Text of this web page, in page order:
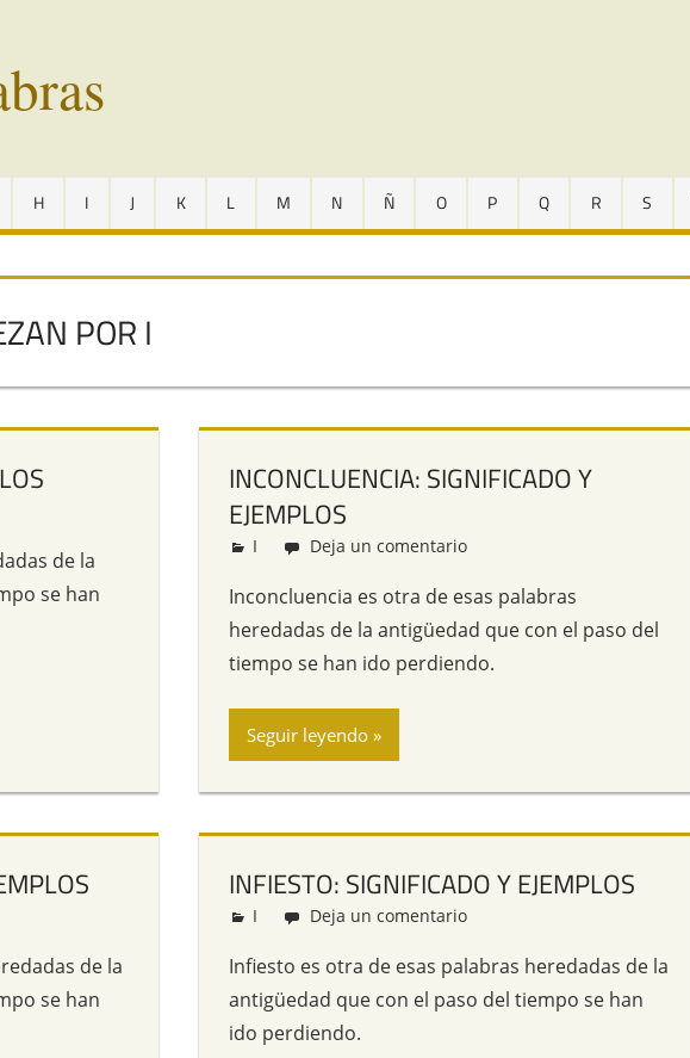
H I J K L M N Ñ O P Q R S
POR I
de la
se han
INCONCLUENCIA: SIGNIFICADO Y
EJEMPLOS
Redacción
I Deja un comentario
Inconcluencia es otra de esas palabras
heredadas de la antigüedad que con el paso del
tiempo se han ido perdiendo.
Seguir leyendo
de la
se han
INFIESTO: SIGNIFICADO Y EJEMPLOS
Redacción
I Deja un comentario
Infiesto es otra de esas palabras heredadas de la
antigüedad que con el paso del tiempo se han
ido perdiendo.